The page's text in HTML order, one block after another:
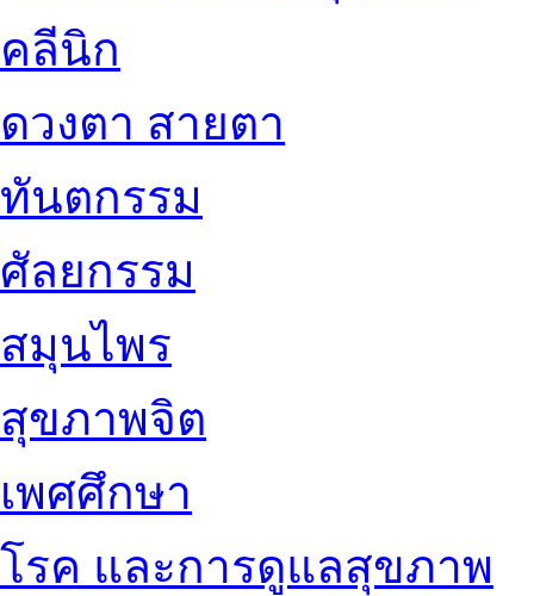
คลีนิก
ดวงตา สายตา
ทันตกรรม
ศัลยกรรม
สมุนไพร
สุขภาพจิต
เพศศึกษา
โรค และการดูแลสุขภาพ